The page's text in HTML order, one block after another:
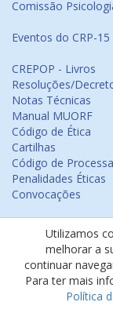
Comissão
Eventos do CRP-15
CREPOP - Livros
Resoluções/
Notas Técnicas
Manual MUORF
Código de Ética
Cartilhas
Código de
Penalidades Éticas
Convocações
Emissão de
Psicologia na Mídia
Ouvidoria
Política de cookies
Política de
Utilizamos
melhorar a
continuar
Para ter mais
Política